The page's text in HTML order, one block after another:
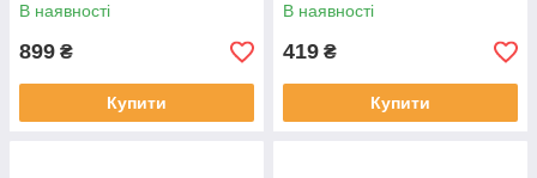
В наявності
899 ₴
Купити
В наявності
419 ₴
Купити